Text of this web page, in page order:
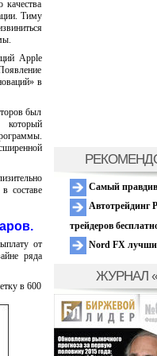
качества
Тиму
Apple
в
был
который
составе
от
ряда
в 600
Самый
Автотрейдинг
трейдеров
Nord FX
ЖУРНАЛ